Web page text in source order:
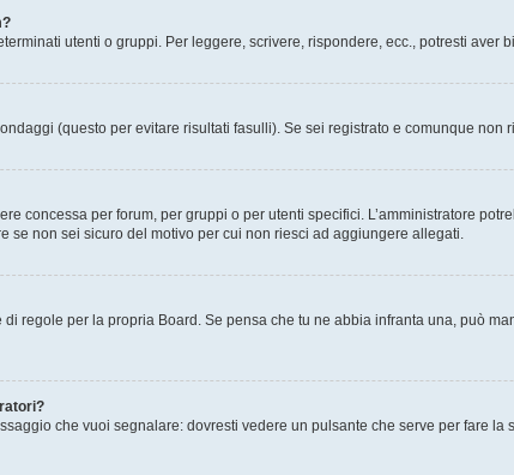
utenti o gruppi. Per leggere, scrivere, rispondere, ecc., potresti
(questo per evitare risultati fasulli). Se sei registrato e comunque non
concessa per forum, per gruppi o per utenti specifici. L’amministratore
se non sei sicuro del motivo per cui non riesci ad aggiungere allegati.
regole per la propria Board. Se pensa che tu ne abbia infranta una, può
che vuoi segnalare: dovresti vedere un pulsante che serve per